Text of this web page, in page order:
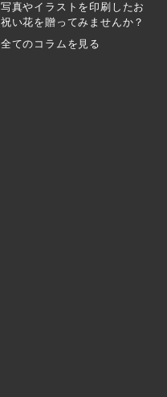
写真やイラストを印刷したお
祝い花を贈ってみませんか？
全てのコラムを見る